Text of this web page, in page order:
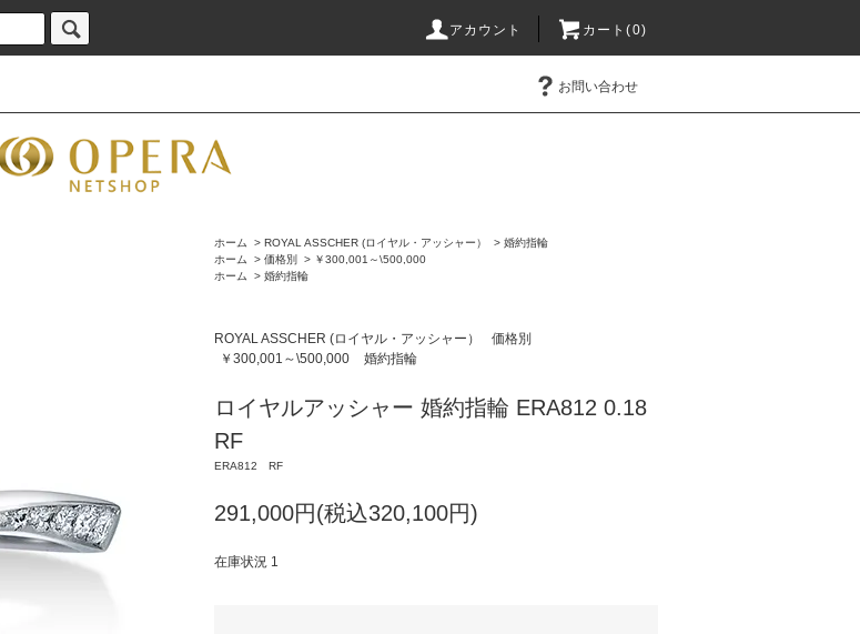
アカウント カート(0)
お問い合わせ
ホーム > ROYAL ASSCHER (ロイヤル・アッシャー） > 婚約指輪
ホーム
> 価格別 > ￥300,001～\500,000
ホーム
> 婚約指輪
ROYAL ASSCHER (ロイヤル・アッシャー）
価格別
￥300,001～\500,000
婚約指輪
ロイヤルアッシャー 婚約指輪 ERA812 0.18
RF
ERA812 RF
291,000円(税込320,100円)
在庫状況 1